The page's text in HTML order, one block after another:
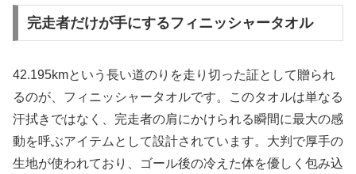
完走者だけが手にするフィニッシャータオル
42.195kmという長い道のりを走り切った証として贈られ
るのが、フィニッシャータオルです。このタオルは単なる
汗拭きではなく、完走者の肩にかけられる瞬間に最大の感
動を呼ぶアイテムとして設計されています。大判で厚手の
生地が使われており、ゴール後の冷えた体を優しく包み込